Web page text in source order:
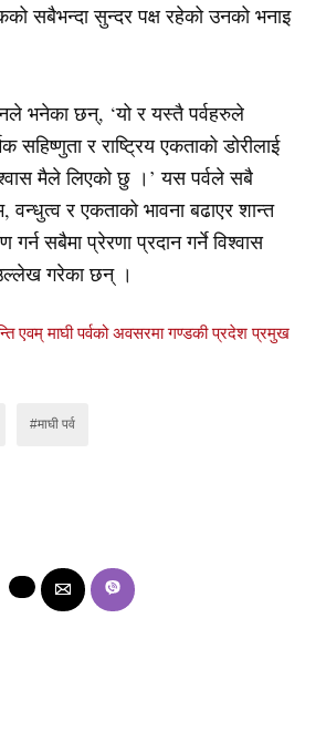
सबैभन्दा सुन्दर पक्ष रहेको उनको भनाइ
भनेका छन्, ‘यो र यस्तै पर्वहरुले
सहिष्णुता र राष्ट्रिय एकताको डोरीलाई
मैले लिएको छु ।’ यस पर्वले सबै
वन्धुत्व र एकताको भावना बढाएर शान्त
गर्न सबैमा प्रेरणा प्रदान गर्ने विश्वास
गरेका छन् ।
एवम् माघी पर्वको अवसरमा गण्डकी प्रदेश प्रमुख
#माघी पर्व